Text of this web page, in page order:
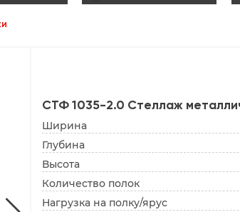
СТФ 1035-2.0 Стеллаж
Ширина
Глубина
Высота
Количество полок
Нагрузка на полку/ярус